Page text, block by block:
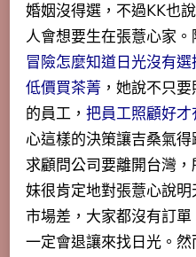
婚姻沒得選，不過KK也
人會想要生在張薏心家。
冒險怎麼知道日光沒有選
低價買茶菁 ，她說不只
的員工， 把員工照顧好
心這樣的決策讓吉桑氣
求顧問公司要離開台灣
妹很肯定地對張薏心說
市場差，大家都沒有訂
一定會退讓來找日光。